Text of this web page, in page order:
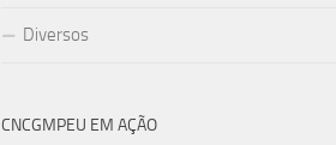
Diversos
CNCGMPEU EM AÇÃO